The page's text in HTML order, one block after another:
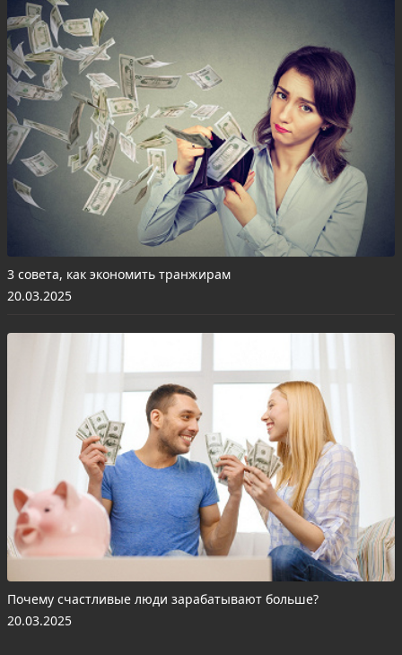
3 совета, как экономить транжирам
20.03.2025
Почему счастливые люди зарабатывают больше?
20.03.2025